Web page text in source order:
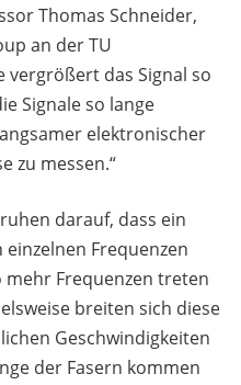
Thomas Schneider,
an der TU
vergrößert das Signal so
Signale so lange
elektronischer
zu messen.“
darauf, dass ein
einzelnen Frequenzen
Frequenzen treten
breiten sich diese
Geschwindigkeiten
der Fasern kommen